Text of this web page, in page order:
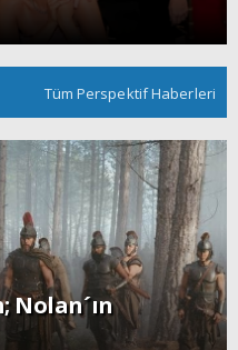
Tüm Perspektif Haberleri
Nolan´ın